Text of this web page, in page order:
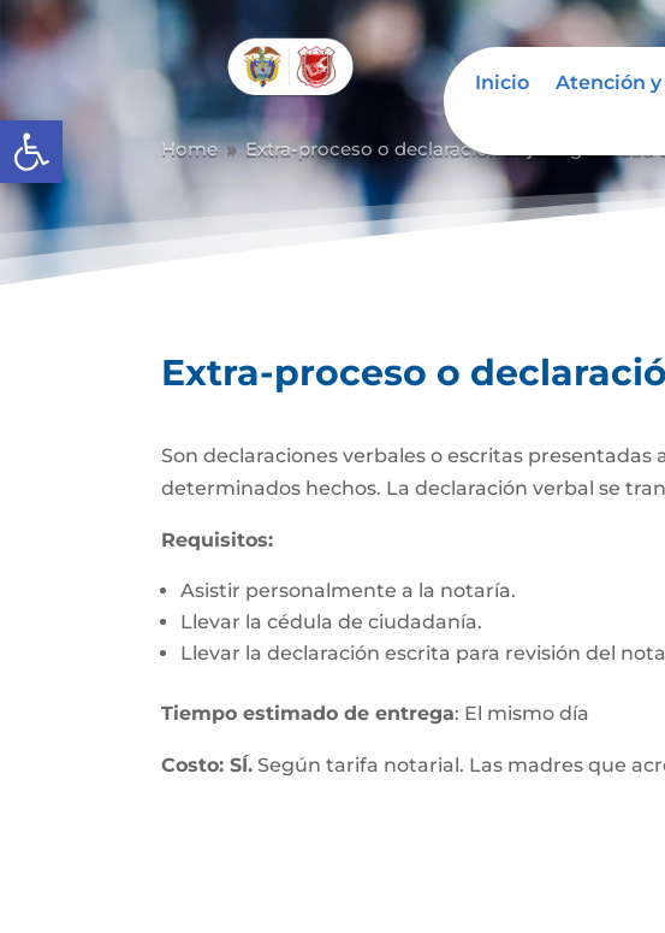
Abrir barra de herramientas
Inicio Atención
Home 9 Extra-proceso o declaración bajo la gravedad
Extra-proceso o
Son declaraciones verbales o escritas
determinados hechos. La declaración verbal se
Requisitos:
Asistir personalmente a la notaría.
Llevar la cédula de ciudadanía.
Llevar la declaración escrita para revisión del
Tiempo estimado de entrega: El mismo día
Costo: SÍ. Según tarifa notarial. Las madres que